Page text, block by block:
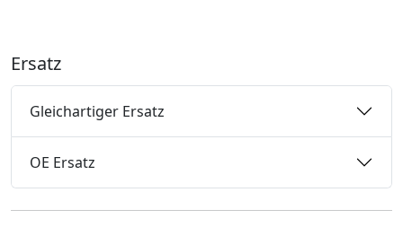
Ersatz
Gleichartiger Ersatz
OE Ersatz